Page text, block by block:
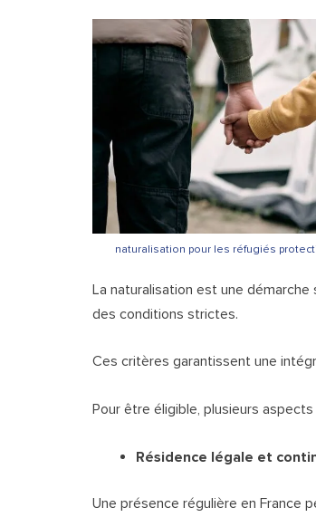
naturalisation pour les réfugiés
La naturalisation est une
des conditions strictes.
Ces critères garantissent une
Pour être éligible, plusieurs
Résidence légale et
Une présence régulière en France